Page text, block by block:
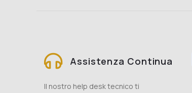
Assistenza Continua
Il nostro help desk tecnico ti